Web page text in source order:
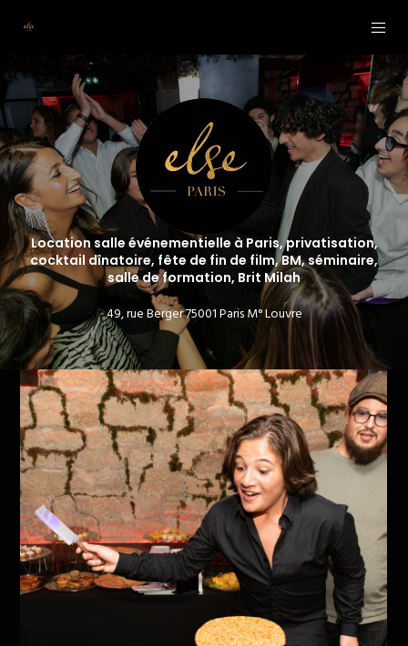
Location salle événementielle à Paris, privatisation,
cocktail dînatoire, fête de fin de film, BM, séminaire,
salle de formation, Brit Milah
49, rue Berger 75001 Paris M° Louvre